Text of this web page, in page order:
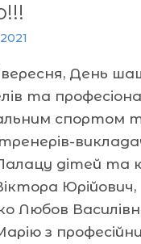
вересня, День
та
спортом
Палацу дітей та
Юрійович,
Любов
з